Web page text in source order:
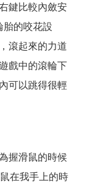
鍵比較內斂安
胎的咬花設
滾起來的力道
戲中的滾輪下
可以跳得很輕
握滑鼠的時候
在我手上的時